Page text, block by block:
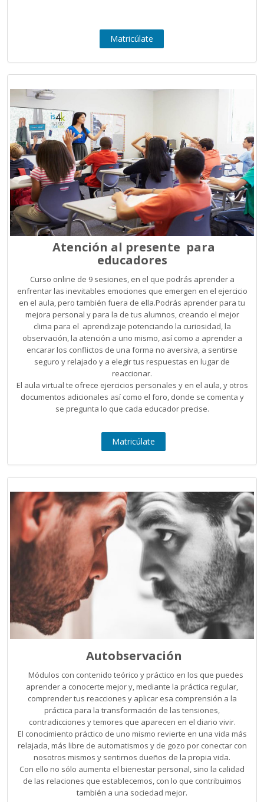
Matricúlate
Atención al presente para
educadores
Curso online de 9 sesiones, en el que podrás aprender a
enfrentar las inevitables emociones que emergen en el ejercicio
en el aula, pero también fuera de ella.Podrás aprender para tu
mejora personal y para la de tus alumnos, creando el mejor
clima para el aprendizaje potenciando la curiosidad, la
observación, la atención a uno mismo, así como a aprender a
encarar los conflictos de una forma no aversiva, a sentirse
seguro y relajado y a elegir tus respuestas en lugar de
reaccionar.
El aula virtual te ofrece ejercicios personales y en el aula, y otros
documentos adicionales así como el foro, donde se comenta y
se pregunta lo que cada educador precise.
Matricúlate
Autobservación
Módulos con contenido teórico y práctico en los que puedes
aprender a conocerte mejor y, mediante la práctica regular,
comprender tus reacciones y aplicar esa comprensión a la
práctica para la transformación de las tensiones,
contradicciones y temores que aparecen en el diario vivir.
El conocimiento práctico de uno mismo revierte en una vida más
relajada, más libre de automatismos y de gozo por conectar con
nosotros mismos y sentirnos dueños de la propia vida.
Con ello no sólo aumenta el bienestar personal, sino la calidad
de las relaciones que establecemos, con lo que contribuimos
también a una sociedad mejor.